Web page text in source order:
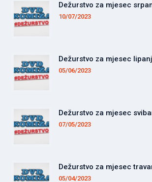
Dežurstvo za mjesec
10/07/2023
Dežurstvo za mjesec
05/06/2023
Dežurstvo za mjesec
07/05/2023
Dežurstvo za mjesec
05/04/2023